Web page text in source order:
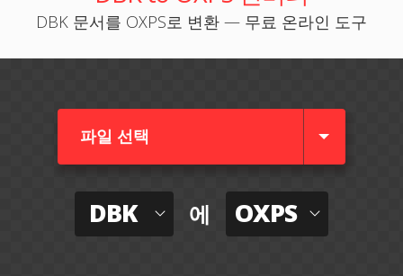
DBK 문서를 OXPS로 변환 — 무료 온라인 도구
파일 선택
DBK 에 OXPS